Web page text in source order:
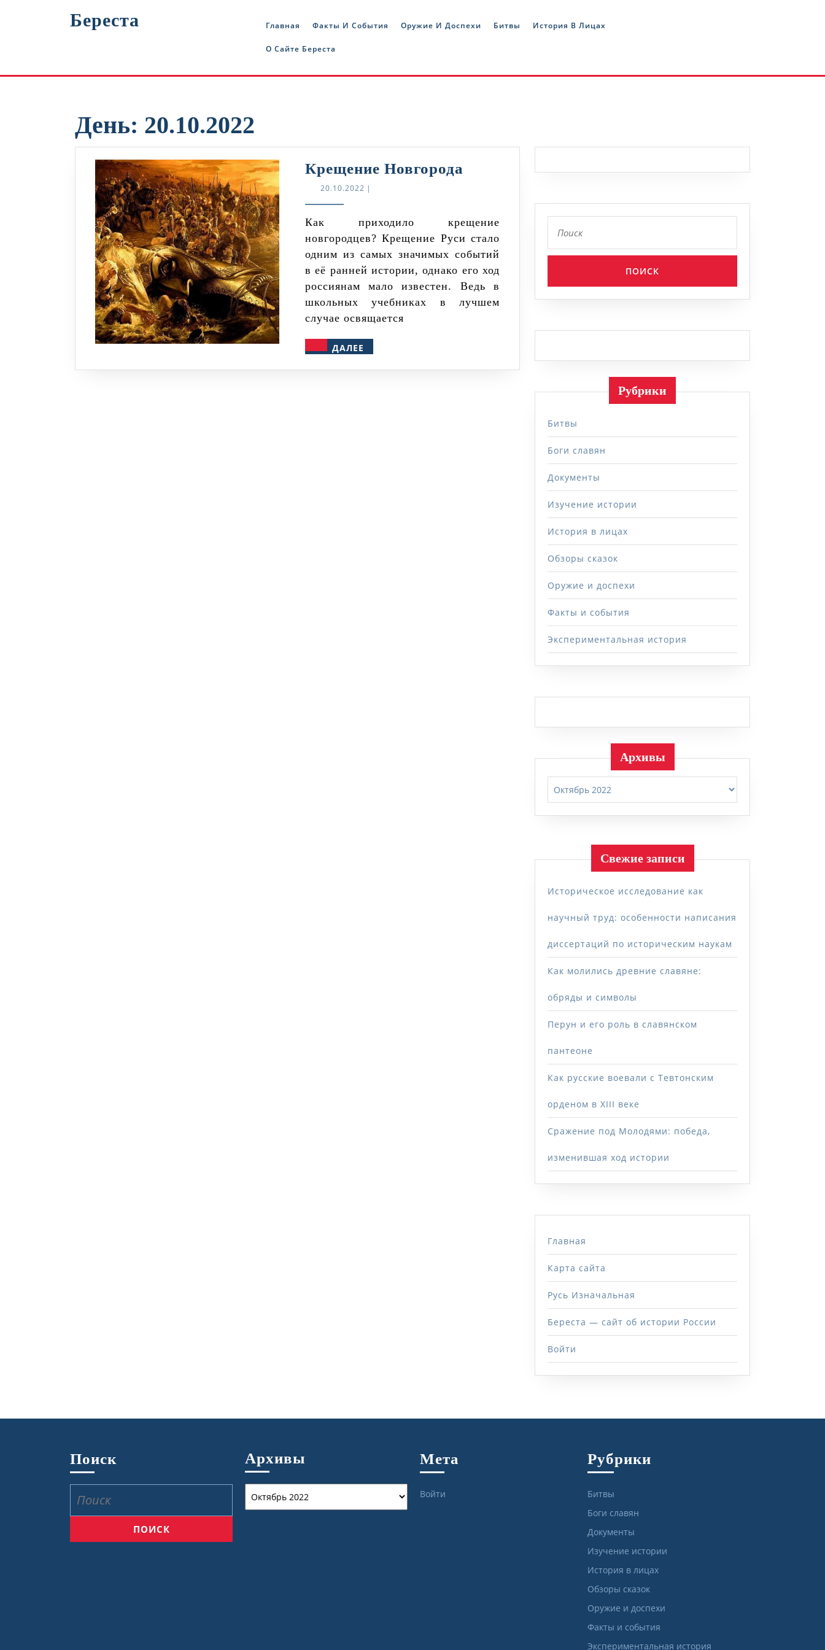
Береста Главная Факты И События Оружие И Доспехи Битвы История В Лицах
О Сайте Береста
День: 20.10.2022
Крещение Новгорода Крещение
20.10.2022 20.10.2022
|
Как приходило крещение
новгородцев? Крещение Руси стало
одним из самых значимых событий
в её ранней истории, однако его ход
россиянам мало известен. Ведь в
школьных учебниках в лучшем
случае освящается
ДАЛЕЕ
Рубрики
Битвы
Боги славян
Документы
Изучение истории
История в лицах
Обзоры сказок
Оружие и доспехи
Факты и события
Экспериментальная история
Архивы
Свежие записи
Историческое исследование как
научный труд: особенности написания
диссертаций по историческим наукам
Как молились древние славяне:
обряды и символы
Перун и его роль в славянском
пантеоне
Как русские воевали с Тевтонским
орденом в XIII веке
Сражение под Молодями: победа,
изменившая ход истории
Главная
Карта сайта
Русь Изначальная
Береста — сайт об истории России
Войти
Поиск Архивы Мета
Войти
Рубрики
Битвы
Боги славян
Документы
Изучение истории
История в лицах
Обзоры сказок
Оружие и доспехи
Факты и события
Экспериментальная история